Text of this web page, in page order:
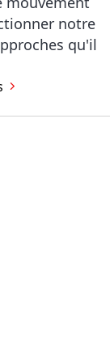
notre
qu'il